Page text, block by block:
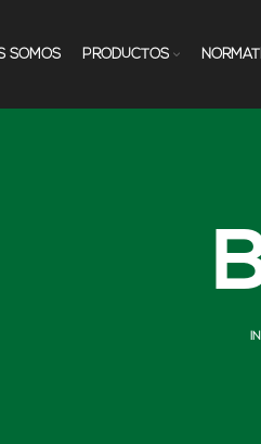
SOMOS PRODUCTOS